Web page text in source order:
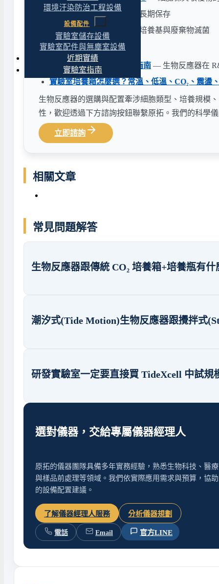
環境汙染防治工程設備
設備配件
實驗室儲存設備
實驗室配件與無塵室設備
近期實績
實驗室指南
液態氮儲存設備— 細胞庫長期保存
高壓滅菌鍋 — 玻璃器皿、培養基與廢棄物滅菌
選購與規劃延伸閱讀：
生技醫藥研發實驗室規劃指南 — 生物反應器在
實驗室培養箱怎麼選？常溫、低溫、CO₂、震盪
生物反應器的選購與配置牽涉細胞類型、培養規模
性，歡迎透過下方諮詢按鈕聯繫原拓。我們的科學
立即諮詢
相關文章
常見問題解答
生物反應器跟傳統 CO₂ 培養箱+培養瓶有
潮汐式(Tide Motion)生物反應器跟攪拌式
研發實驗室一定要直接買 TideXcell 中試規
選對儀器，交給專屬儀器經理人
原拓的儀器團隊具備多年實務經驗，熟悉生物科技、醫
與樣品前處理等領域。我們依實際應用需求與預算，協
的設備配置建議。
了解儀器經理人服務 分析儀器規劃
電話 Email 官方LINE